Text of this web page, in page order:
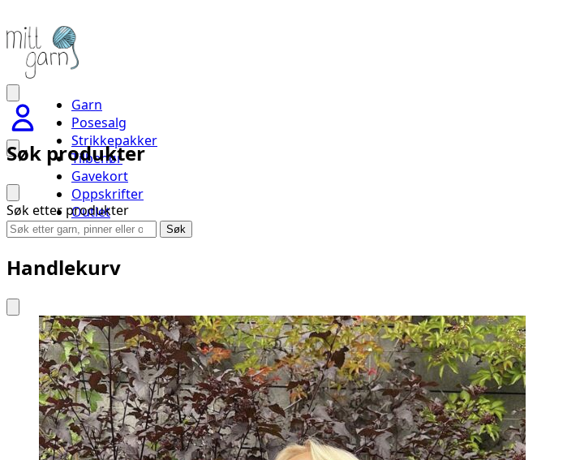
Garn
Posesalg
Strikkepakker
Tilbehør
Gavekort
Oppskrifter
Outlet
Handlevogn
Søk produkter
Søk etter produkter
Søk
Handlekurv